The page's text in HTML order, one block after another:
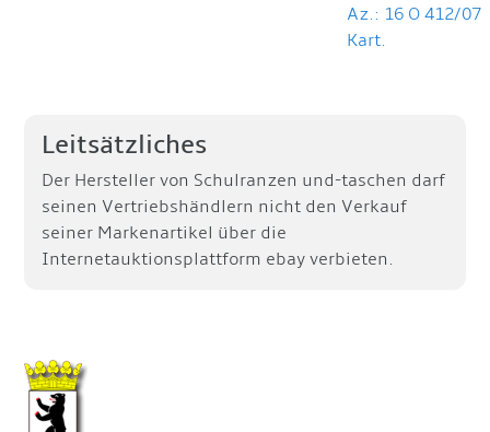
Az.: 16 O 412/07
Kart.
Leitsätzliches
Der Hersteller von Schulranzen und-taschen darf
seinen Vertriebshändlern nicht den Verkauf
seiner Markenartikel über die
Internetauktionsplattform ebay verbieten.